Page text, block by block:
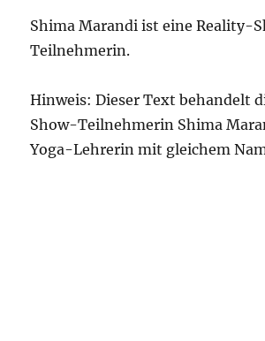
Shima Marandi ist eine Reality-
Teilnehmerin.
Hinweis: Dieser Text behandelt
Show-Teilnehmerin Shima
Yoga-Lehrerin mit gleichem